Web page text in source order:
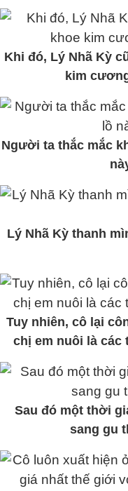
Khi đó, Lý Nhã Kỳ
kim
Người ta thắc mắc
Lý Nhã Kỳ thanh
Tuy nhiên, cô lại
chị em nuôi là các
Sau đó một thời
sang gu